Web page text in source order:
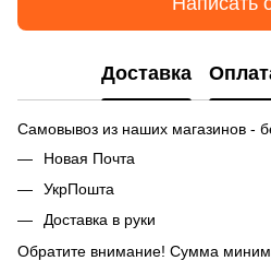
Доставка
Самовывоз из наших магазинов -
Новая Почта
УкрПошта
Доставка в руки
Обратите внимание! Сумма